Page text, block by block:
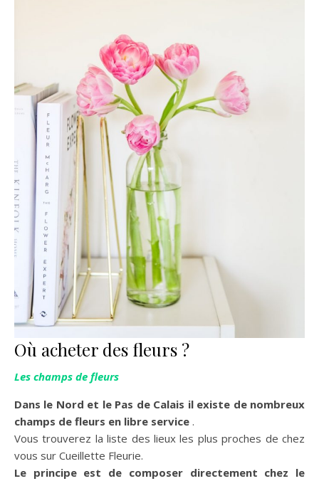
Où acheter des fleurs ?
Les champs de fleurs
Dans le Nord et le Pas de Calais il existe de nombreux
champs de fleurs en libre service .
Vous trouverez la liste des lieux les plus proches de chez
vous sur Cueillette Fleurie.
Le principe est de composer directement chez le